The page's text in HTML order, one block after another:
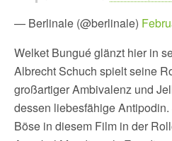
— Berlinale (@berlinale)
Welket Bungué glänzt hier in
Albrecht Schuch spielt seine
großartiger Ambivalenz und
dessen liebesfähige
Böse in diesem Film in der